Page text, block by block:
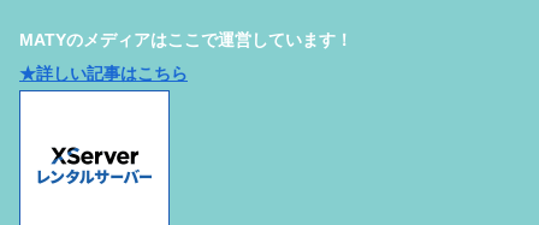
MATYのメディアはここで運営しています！
★詳しい記事はこちら